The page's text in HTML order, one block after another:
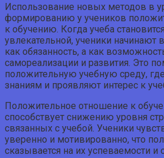
Использование новых методов в
формированию у учеников
к обучению. Когда учеба
увлекательной, ученики начинают
как обязанность, а как
самореализации и развития. Это
положительную учебную среду,
знаниям и проявляют интерес к
Положительное отношение к
способствует снижению уровня
связанных с учебой. Ученики
уверенно и мотивированно, что
сказывается на их успеваемости и